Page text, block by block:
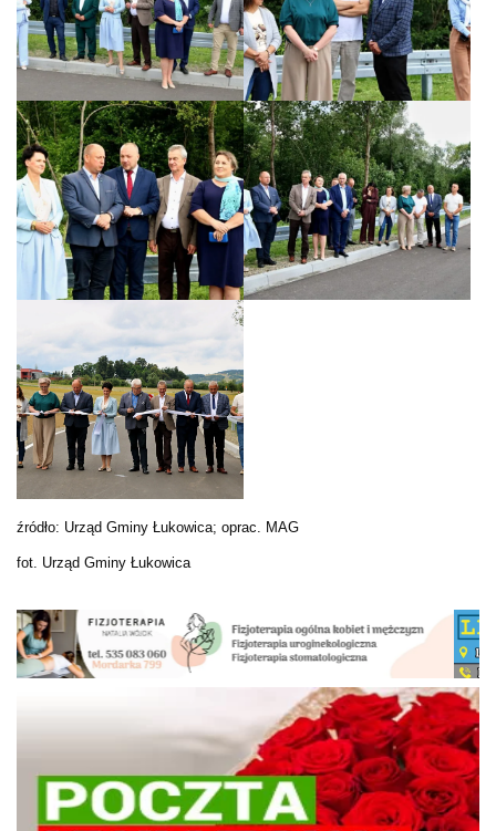
źródło: Urząd Gminy Łukowica; oprac. MAG
fot. Urząd Gminy Łukowica